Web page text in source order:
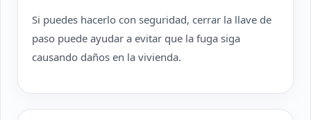
Si puedes hacerlo con seguridad, cerrar la llave de
paso puede ayudar a evitar que la fuga siga
causando daños en la vivienda.